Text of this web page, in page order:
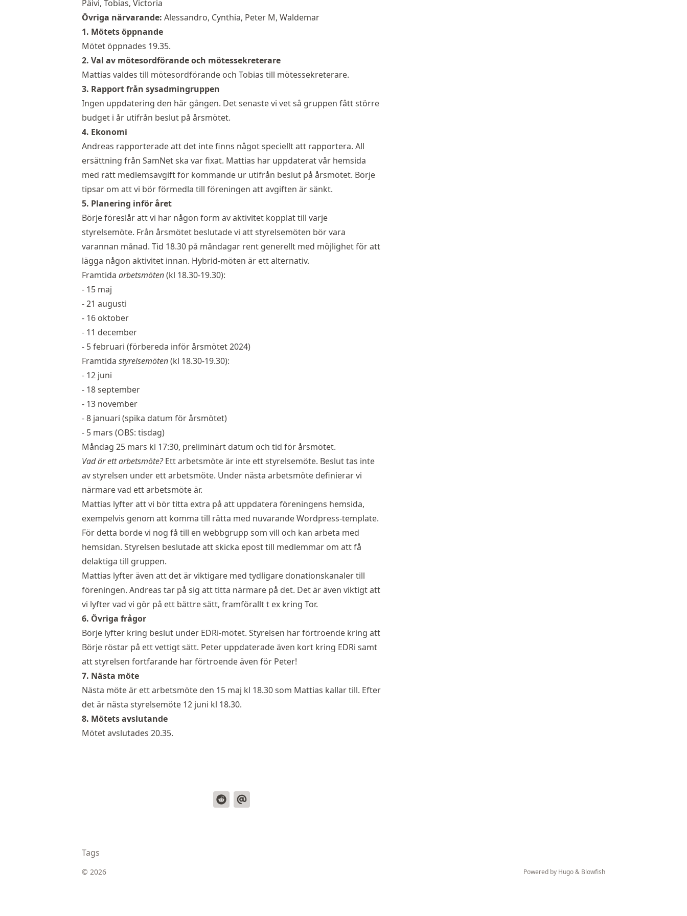
Päivi, Tobias, Victoria
Övriga närvarande: Alessandro, Cynthia, Peter M, Waldemar
1. Mötets öppnande
Mötet öppnades 19.35.
2. Val av mötesordförande och mötessekreterare
Mattias valdes till mötesordförande och Tobias till mötessekreterare.
3. Rapport från sysadmingruppen
Ingen uppdatering den här gången. Det senaste vi vet så gruppen fått större
budget i år utifrån beslut på årsmötet.
4. Ekonomi
Andreas rapporterade att det inte finns något speciellt att rapportera. All
ersättning från SamNet ska var fixat. Mattias har uppdaterat vår hemsida
med rätt medlemsavgift för kommande ur utifrån beslut på årsmötet. Börje
tipsar om att vi bör förmedla till föreningen att avgiften är sänkt.
5. Planering inför året
Börje föreslår att vi har någon form av aktivitet kopplat till varje
styrelsemöte. Från årsmötet beslutade vi att styrelsemöten bör vara
varannan månad. Tid 18.30 på måndagar rent generellt med möjlighet för att
lägga någon aktivitet innan. Hybrid-möten är ett alternativ.
Framtida arbetsmöten(kl 18.30-19.30):
- 15 maj
- 21 augusti
- 16 oktober
- 11 december
- 5 februari (förbereda inför årsmötet 2024)
Framtida styrelsemöten(kl 18.30-19.30):
- 12 juni
- 18 september
- 13 november
- 8 januari (spika datum för årsmötet)
- 5 mars (OBS: tisdag)
Måndag 25 mars kl 17:30, preliminärt datum och tid för årsmötet.
Vad är ett arbetsmöte?Ett arbetsmöte är inte ett styrelsemöte. Beslut tas inte
av styrelsen under ett arbetsmöte. Under nästa arbetsmöte definierar vi
närmare vad ett arbetsmöte är.
Mattias lyfter att vi bör titta extra på att uppdatera föreningens hemsida,
exempelvis genom att komma till rätta med nuvarande Wordpress-template.
För detta borde vi nog få till en webbgrupp som vill och kan arbeta med
hemsidan. Styrelsen beslutade att skicka epost till medlemmar om att få
delaktiga till gruppen.
Mattias lyfter även att det är viktigare med tydligare donationskanaler till
föreningen. Andreas tar på sig att titta närmare på det. Det är även viktigt att
vi lyfter vad vi gör på ett bättre sätt, framförallt t ex kring Tor.
6. Övriga frågor
Börje lyfter kring beslut under EDRi-mötet. Styrelsen har förtroende kring att
Börje röstar på ett vettigt sätt. Peter uppdaterade även kort kring EDRi samt
att styrelsen fortfarande har förtroende även för Peter!
7. Nästa möte
Nästa möte är ett arbetsmöte den 15 maj kl 18.30 som Mattias kallar till. Efter
det är nästa styrelsemöte 12 juni kl 18.30.
8. Mötets avslutande
Mötet avslutades 20.35.
Tags
© 2026 Powered by Hugo& Blowfish